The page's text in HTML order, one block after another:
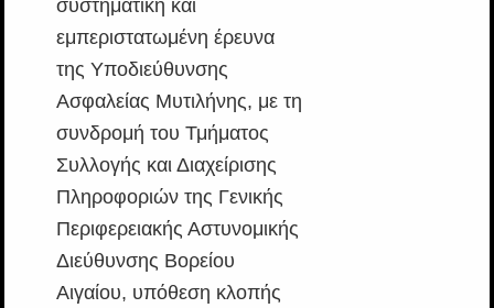
συστηματική και
εμπεριστατωμένη έρευνα
της Υποδιεύθυνσης
Ασφαλείας Μυτιλήνης, με τη
συνδρομή του Τμήματος
Συλλογής και Διαχείρισης
Πληροφοριών της Γενικής
Περιφερειακής Αστυνομικής
Διεύθυνσης Βορείου
Αιγαίου, υπόθεση κλοπής